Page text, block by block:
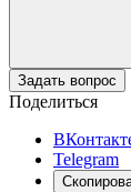
Задать вопрос
Поделиться
Telegram